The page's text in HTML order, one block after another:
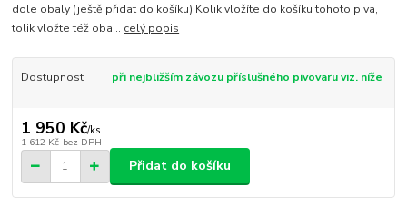
dole obaly (ještě přidat do košíku).Kolik vložíte do košíku tohoto piva,
tolik vložte též oba... celý popis
Dostupnost při nejbližším závozu příslušného pivovaru viz. níže
1 950 Kč/ks
1 612 Kč bez DPH
Přidat do košíku